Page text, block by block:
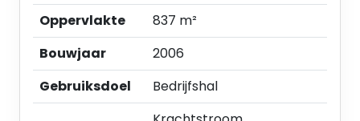
- Ruim verhard buitenterrein ten behoeve van
parkeren, laden en lossen.
Kantoorruimte:
- Huidige indeling middels tussenwanden;
- Vloerbedekking;
Oppervlakte
837 m²
Bouwjaar
2006
Gebruiksdoel
Bedrijfshal